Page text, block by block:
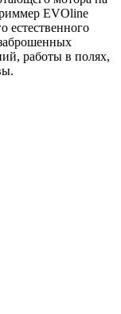
EVOline
естественного
работы в полях,